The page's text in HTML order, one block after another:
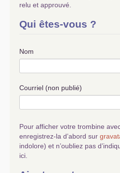
relu et approuvé.
Qui êtes-vous ?
Nom
Courriel (non publié)
Pour afficher votre trombine
enregistrez-la d’abord sur
indolore) et n’oubliez pas
ici.